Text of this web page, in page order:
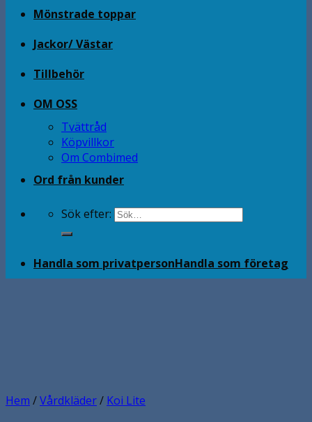
Mönstrade toppar
Jackor/ Västar
Tillbehör
OM OSS
Tvättråd
Köpvillkor
Om Combimed
Ord från kunder
Sök efter:
Handla som privatpersonHandla som företag
Hem /Vårdkläder/ Koi Lite